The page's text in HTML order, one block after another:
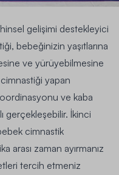
gelişimi destekleyici
bebeğinizin yaşıtlarına
ve yürüyebilmesine
yapan
ve kaba
gerçekleşebilir. İkinci
cimnastik
arası zaman ayırmanız
tercih etmeniz